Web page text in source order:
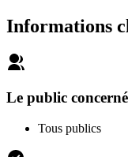
Informations
Le public concerné
Tous publics